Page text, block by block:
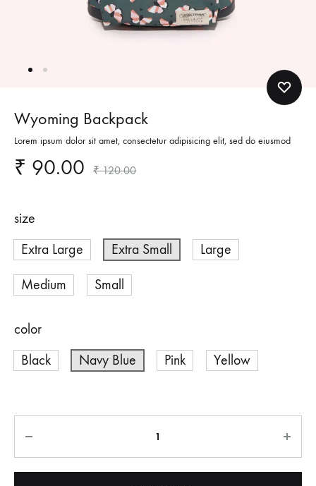
Wyoming Backpack
Lorem ipsum dolor sit amet, consectetur adipisicing elit, sed do eiusmod
₹ 90.00 ₹120.00
size
Extra Large
Extra Small Large
Medium Small
color
Black
Navy Blue Pink Yellow